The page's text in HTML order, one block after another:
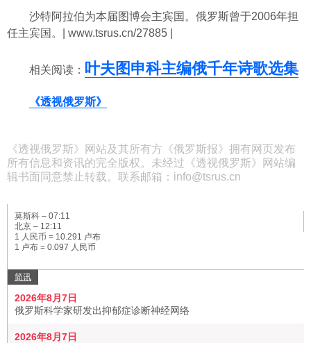
文化
历史
体育
旅游
沙特阿拉伯为本届图博会主宾国。俄罗斯曾于2006年担
任主宾国。| www.tsrus.cn/27885 |
相关阅读： 叶夫图申科主编俄千年诗歌选集
《透视俄罗斯》
《透视俄罗斯》网站及其所有方《俄罗斯报》拥有网页发布
所有信息和资讯的完全版权。未经过《透视俄罗斯》网站编
辑书面同意禁止转载。联系邮箱：info@tsrus.cn
莫斯科 – 07:11
北京 – 12:11
1 人民币 = 10.291 卢布
1 卢布 = 0.097 人民币
简讯
2026年8月7日
俄罗斯科学家研发出抑郁症诊断神经网络
2026年8月7日